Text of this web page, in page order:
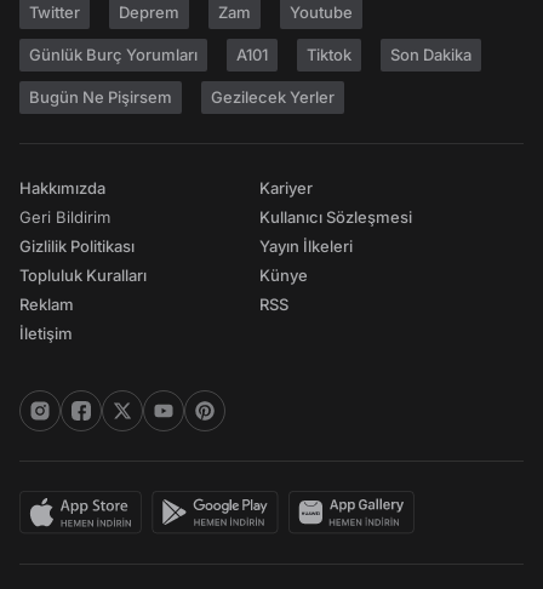
Twitter Deprem Zam Youtube
Günlük Burç Yorumları A101 Tiktok Son Dakika
Bugün Ne Pişirsem Gezilecek Yerler
Hakkımızda
Geri Bildirim
Gizlilik Politikası
Topluluk Kuralları
Reklam
İletişim
Kariyer
Kullanıcı Sözleşmesi
Yayın İlkeleri
Künye
RSS